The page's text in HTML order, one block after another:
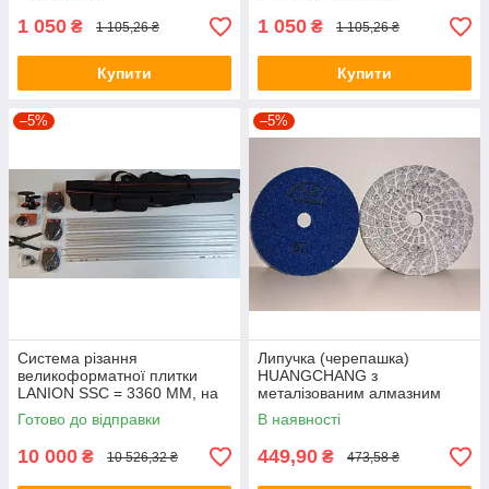
1 050 ₴ 1 105,26 ₴
Купити
1 050 ₴ 1 105,26 ₴
Купити
–5%
Система різання
великоформатної плитки
LANION SSC = 3360 ММ, на
підшипниках
Готово до відправки
10 000 ₴ 10 526,32 ₴
–5%
Липучка (черепашка)
HUANGCHANG з
металізованим алмазним
сегментом для шліфування
природного каменю, зерно
В наявності
449,90 ₴ 473,58 ₴